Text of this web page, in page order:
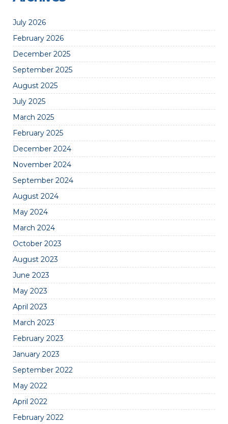
July 2026
February 2026
December 2025
September 2025
August 2025
July 2025
March 2025
February 2025
December 2024
November 2024
September 2024
August 2024
May 2024
March 2024
October 2023
August 2023
June 2023
May 2023
April 2023
March 2023
February 2023
January 2023
September 2022
May 2022
April 2022
February 2022